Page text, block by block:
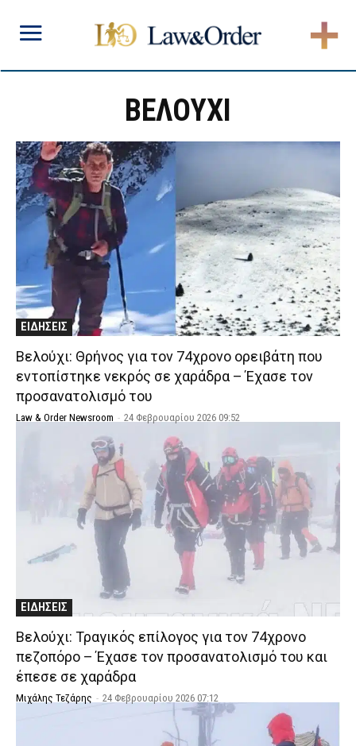
ΒΕΛΟΥΧΙ
ΕΙΔΗΣΕΙΣ
Βελούχι: Θρήνος για τον 74χρονο ορειβάτη που
εντοπίστηκε νεκρός σε χαράδρα – Έχασε τον
προσανατολισμό του
Law & Order Newsroom - 24 Φεβρουαρίου 2026 09:52
ΕΙΔΗΣΕΙΣ
Βελούχι: Τραγικός επίλογος για τον 74χρονο
πεζοπόρο – Έχασε τον προσανατολισμό του και
έπεσε σε χαράδρα
Μιχάλης Τεζάρης - 24 Φεβρουαρίου 2026 07:12